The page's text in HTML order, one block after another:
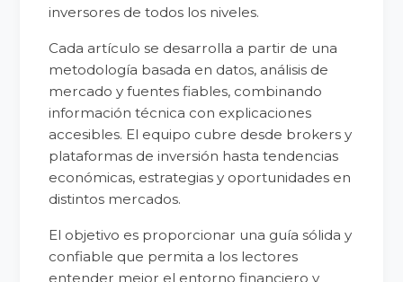
inversores de todos los niveles.
Cada artículo se desarrolla a partir de una
metodología basada en datos, análisis de
mercado y fuentes fiables, combinando
información técnica con explicaciones
accesibles. El equipo cubre desde brokers y
plataformas de inversión hasta tendencias
económicas, estrategias y oportunidades en
distintos mercados.
El objetivo es proporcionar una guía sólida y
confiable que permita a los lectores
entender mejor el entorno financiero y